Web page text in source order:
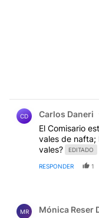
CD Carlos Daneri
El Comisario
vales de nafta;
vales?
EDITADO
RESPONDER 1
MR Mónica Reser